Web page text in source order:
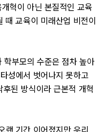
혁이 아닌 본질적인 교육
때 교육이 미래산업 비전이
학부모의 수준은 점차 높아
성에서 벗어나지 못하고
된 방식이라 근본적 개혁
랜 기간 이어졌지만 우리